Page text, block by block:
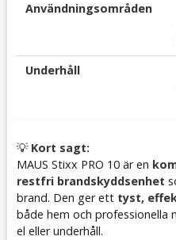
Användningsområden
Underhåll
💡 Kort sagt:
MAUS Stixx PRO 10 är en
restfri brandskyddsenhet
brand. Den ger ett tyst,
både hem och professionella
el eller underhåll.